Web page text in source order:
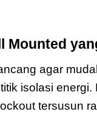
Mounted
agar
isolasi energi.
tersusun